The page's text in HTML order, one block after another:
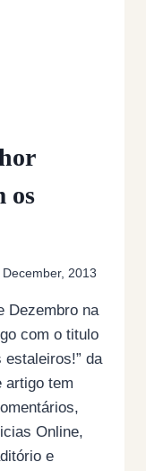
os
2013
Dezembro na
com o titulo
estaleiros!” da
artigo tem
Online,
e